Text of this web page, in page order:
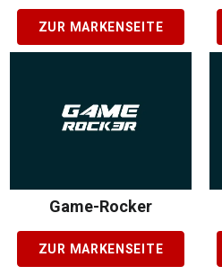
ZUR MARKENSEITE
Game-Rocker
ZUR MARKENSEITE